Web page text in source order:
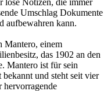
Umschlag Dokumente
aufbewahren kann.
Mantero, einem
das 1902 an den
Mantero ist für sein
und steht seit vier
hervorragende